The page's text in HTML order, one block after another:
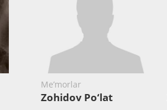
Me’morlar
Zohidov Po‘lat